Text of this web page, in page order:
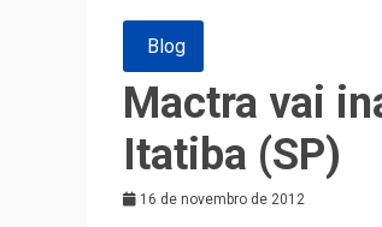
Blog
Mactra vai
Itatiba (SP)
16 de novembro de 2012